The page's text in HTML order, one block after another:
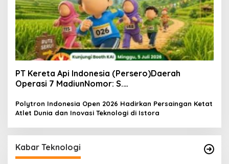
PT Kereta Api Indonesia (Persero)Daerah
Operasi 7 MadiunNomor: S.
Polytron Indonesia Open 2026 Hadirkan Persaingan Ketat
Atlet Dunia dan Inovasi Teknologi di Istora
Kabar Teknologi